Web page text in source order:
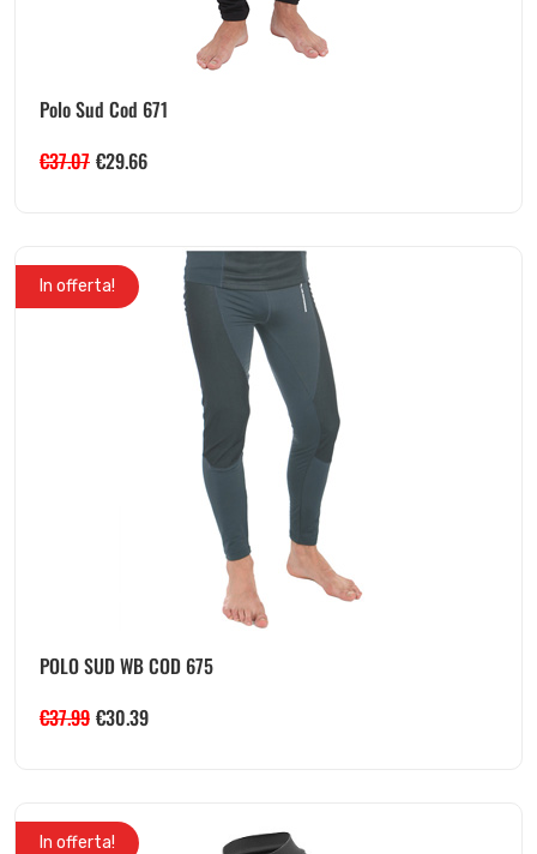
Polo Sud Cod 671
€37.07 €29.66
In offerta!
POLO SUD WB COD 675
€37.99 €30.39
In offerta!